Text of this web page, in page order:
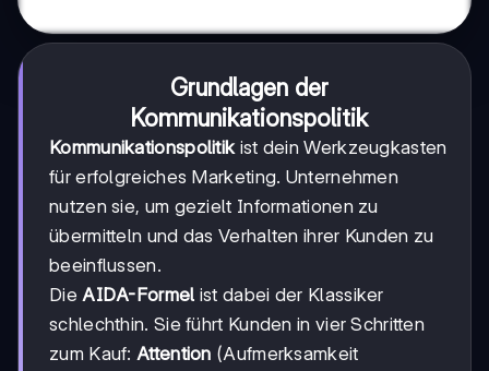
Grundlagen der
Kommunikationspolitik
Kommunikationspolitikist dein Werkzeugkasten
für erfolgreiches Marketing. Unternehmen
nutzen sie, um gezielt Informationen zu
übermitteln und das Verhalten ihrer Kunden zu
beeinflussen.
DieAIDA-Formel ist dabei der Klassiker
schlechthin. Sie führt Kunden in vier Schritten
zum Kauf:Attention (Aufmerksamkeit